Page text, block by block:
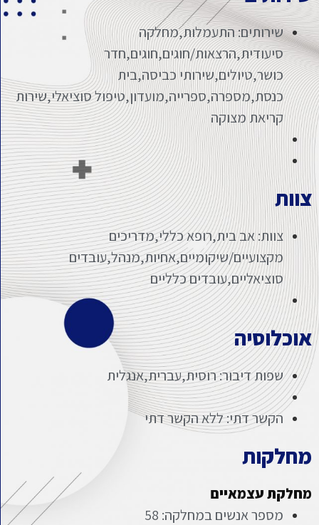
שירותים: התעמלות,מחלקה
סיעודית,הרצאות/חוגים,חוגים,חדר
כושר,טיולים,שירותי כביסה,בית
כנסת,מספרה,ספרייה,מועדון,טיפול סוציאלי,שירות
קריאת מצוקה
צוות
צוות: אב בית,רופא כללי,מדריכים
מקצועיים/שיקומיים,אחיות,מנהל,עובדים
סוציאליים,עובדים כלליים
אוכלוסיה
שפות דיבור: רוסית,עברית,אנגלית
הקשר דתי: ללא הקשר דתי
מחלקות
מחלקת עצמאיים
מספר אנשים במחלקה: 58